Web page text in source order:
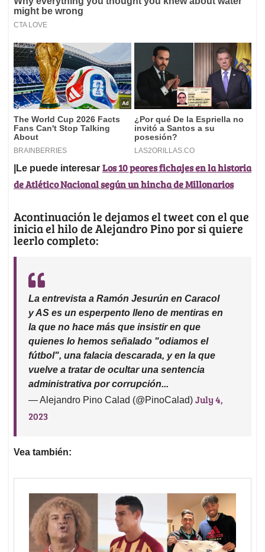
|Le puede interesar Los 10 peores fichajes en la historia
de Atlético Nacional según un hincha de Millonarios
Acontinuación le dejamos el tweet con el que
inicia el hilo de Alejandro Pino por si quiere
leerlo completo:
La entrevista a Ramón Jesurún en Caracol
y AS es un esperpento lleno de mentiras en
la que no hace más que insistir en que
quienes lo hemos señalado "odiamos el
fútbol", una falacia descarada, y en la que
vuelve a tratar de ocultar una sentencia
administrativa por corrupción...
— Alejandro Pino Calad (@PinoCalad) July 4,
2023
Vea también: